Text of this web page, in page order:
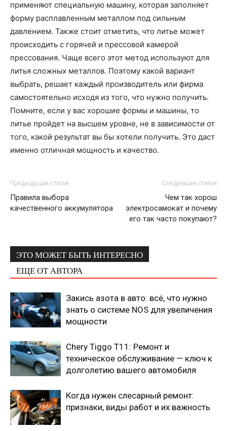
применяют специальную машину, которая заполняет
форму расплавленным металлом под сильным
давлением. Также стоит отметить, что литье может
происходить с горячей и прессовой камерой
прессования. Чаще всего этот метод используют для
литья сложных металлов. Поэтому какой вариант
выбрать, решает каждый производитель или фирма
самостоятельно исходя из того, что нужно получить.
Помните, если у вас хорошие формы и машины, то
литье пройдет на высшем уровне, не в зависимости от
того, какой результат вы бы хотели получить. Это даст
именно отличная мощность и качество.
Предыдущая статья
Правила выбора
качественного аккумулятора
Следующая статья
Чем так хорош
электросамокат и почему
его так часто покупают?
ЭТО МОЖЕТ БЫТЬ ИНТЕРЕСНО
ЕЩЕ ОТ АВТОРА
Закись азота в авто: всё, что нужно
знать о системе NOS для увеличения
мощности
Chery Tiggo T11: Ремонт и
техническое обслуживание — ключ к
долголетию вашего автомобиля
Когда нужен слесарный ремонт:
признаки, виды работ и их важность